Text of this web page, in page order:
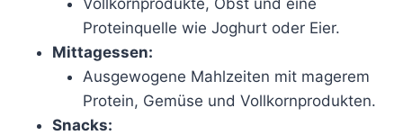
Proteinquelle wie Joghurt oder Eier.
Mittagessen:
Ausgewogene Mahlzeiten mit magerem
Protein, Gemüse und Vollkornprodukten.
Snacks: